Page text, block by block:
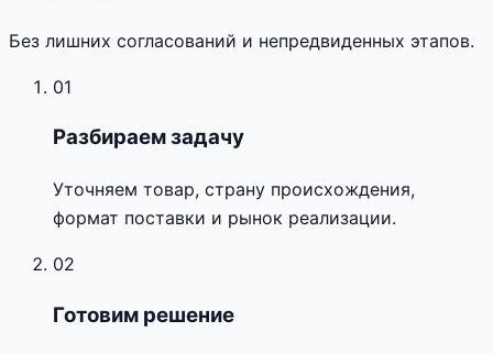
Без лишних согласований и непредвиденных этапов.
01
Разбираем задачу
Уточняем товар, страну происхождения,
формат поставки и рынок реализации.
02
Готовим решение